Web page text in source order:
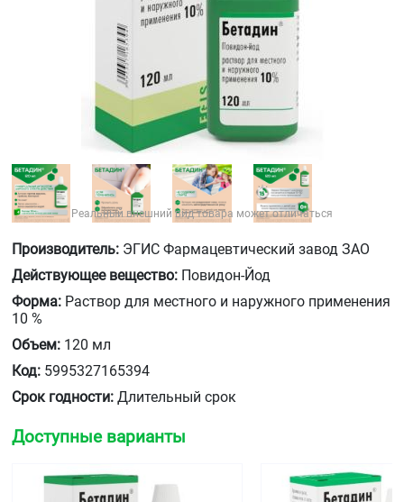
Реальный внешний вид товара может отличаться
Производитель: ЭГИС Фармацевтический завод ЗАО
Действующее вещество: Повидон-Йод
Форма: Раствор для местного и наружного применения
10 %
Объем: 120 мл
Код: 5995327165394
Срок годности: Длительный срок
Доступные варианты